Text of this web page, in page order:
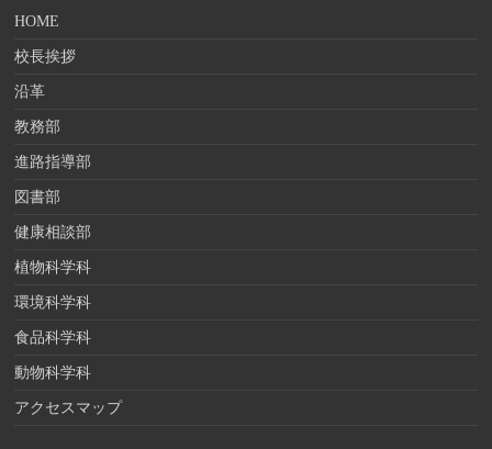
HOME
校長挨拶
沿革
教務部
進路指導部
図書部
健康相談部
植物科学科
環境科学科
食品科学科
動物科学科
アクセスマップ